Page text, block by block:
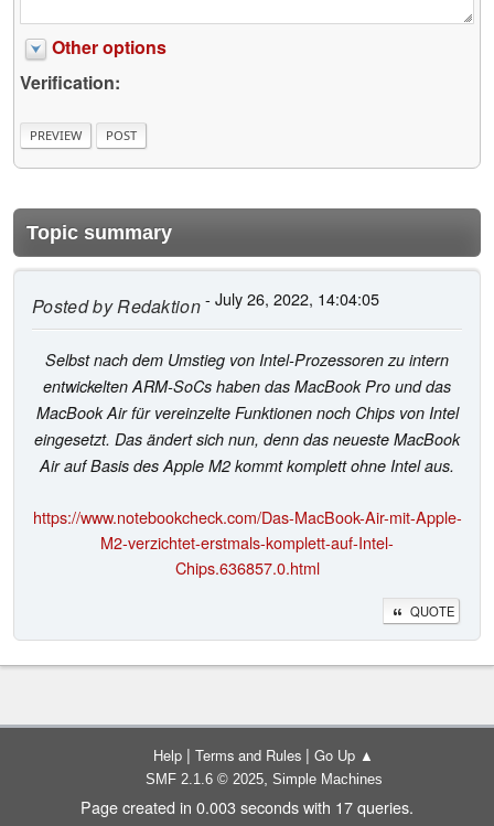
Other options
Verification:
Topic summary
Posted byRedaktion- July 26, 2022, 14:04:05
Selbst nach dem Umstieg von Intel-Prozessoren zu intern
entwickelten ARM-SoCs haben das MacBook Pro und das
MacBook Air für vereinzelte Funktionen noch Chips von Intel
eingesetzt. Das ändert sich nun, denn das neueste MacBook
Air auf Basis des Apple M2 kommt komplett ohne Intel aus.
https://www.notebookcheck.com/Das-MacBook-Air-mit-Apple-
M2-verzichtet-erstmals-komplett-auf-Intel-
Chips.636857.0.html
QUOTE
Help | Terms and Rules | Go Up ▲
SMF 2.1.6 © 2025, Simple Machines
Page created in 0.003 seconds with 17 queries.